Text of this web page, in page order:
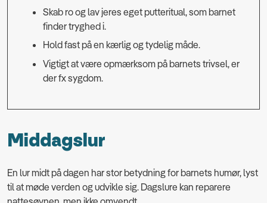
Skab ro og lav jeres eget putteritual, som barnet
finder tryghed i.
Hold fast på en kærlig og tydelig måde.
Vigtigt at være opmærksom på barnets trivsel, er
der fx sygdom.
Middagslur
En lur midt på dagen har stor betydning for barnets humør, lyst
til at møde verden og udvikle sig. Dagslure kan reparere